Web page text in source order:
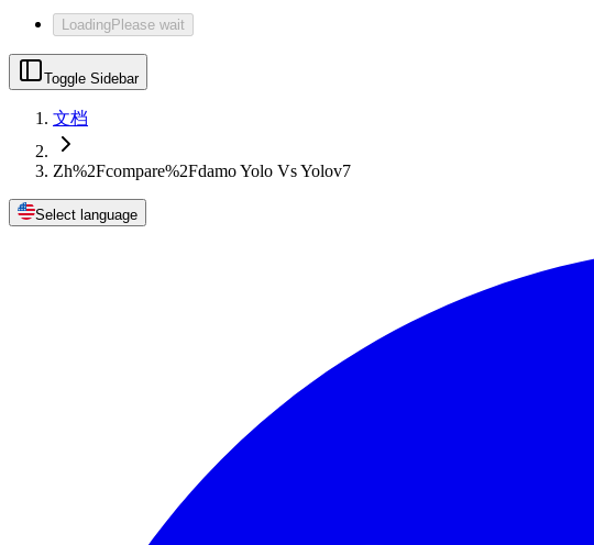
LoadingPlease wait
Toggle Sidebar
文档
Zh%2Fcompare%2Fdamo Yolo Vs Yolov7
Select language